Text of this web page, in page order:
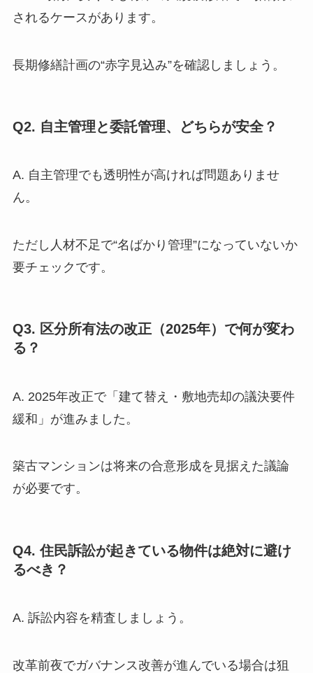
されるケースがあります。
長期修繕計画の“赤字見込み”を確認しましょう。
Q2. 自主管理と委託管理、どちらが安全？
A. 自主管理でも透明性が高ければ問題ありませ
ん。
ただし人材不足で“名ばかり管理”になっていないか
要チェックです。
Q3. 区分所有法の改正（2025年）で何が変わ
る？
A. 2025年改正で「建て替え・敷地売却の議決要件
緩和」が進みました。
築古マンションは将来の合意形成を見据えた議論
が必要です。
Q4. 住民訴訟が起きている物件は絶対に避け
るべき？
A. 訴訟内容を精査しましょう。
改革前夜でガバナンス改善が進んでいる場合は狙